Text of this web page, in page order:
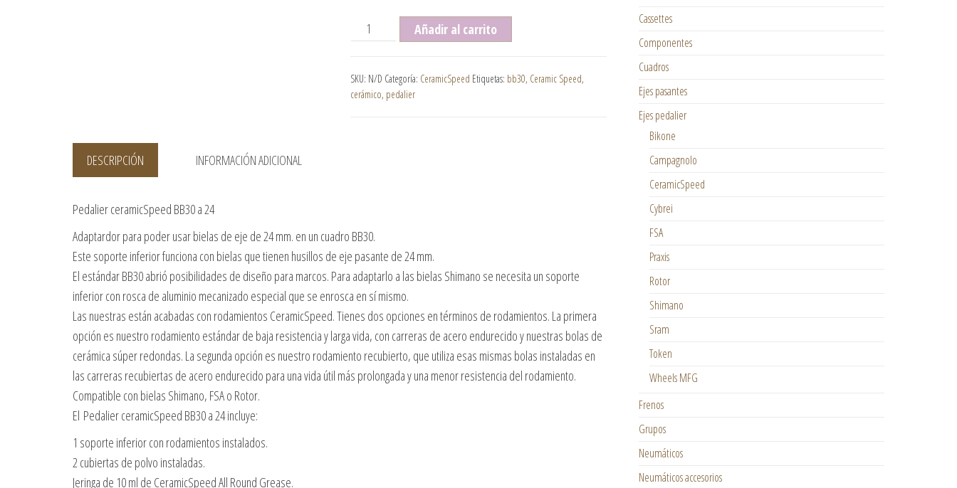
Pedalier ceramicSpeed BB30 a 24 cantidad
Añadir al carrito
SKU: N/D Categoría: CeramicSpeed Etiquetas: bb30, Ceramic Speed,
cerámico, pedalier
DESCRIPCIÓN INFORMACIÓN ADICIONAL
Pedalier ceramicSpeed BB30 a 24
Adaptardor para poder usar bielas de eje de 24 mm. en un cuadro BB30.
Este soporte inferior funciona con bielas que tienen husillos de eje pasante de 24 mm.
El estándar BB30 abrió posibilidades de diseño para marcos. Para adaptarlo a las bielas Shimano se necesita un soporte
inferior con rosca de aluminio mecanizado especial que se enrosca en sí mismo.
Las nuestras están acabadas con rodamientos CeramicSpeed. Tienes dos opciones en términos de rodamientos. La primera
opción es nuestro rodamiento estándar de baja resistencia y larga vida, con carreras de acero endurecido y nuestras bolas de
cerámica súper redondas. La segunda opción es nuestro rodamiento recubierto, que utiliza esas mismas bolas instaladas en
las carreras recubiertas de acero endurecido para una vida útil más prolongada y una menor resistencia del rodamiento.
Compatible con bielas Shimano, FSA o Rotor.
El Pedalier ceramicSpeed BB30 a 24 incluye:
1 soporte inferior con rodamientos instalados.
2 cubiertas de polvo instaladas.
Jeringa de 10 ml de CeramicSpeed ​​All Round Grease.
Cassettes
Componentes
Cuadros
Ejes pasantes
Ejes pedalier
Bikone
Campagnolo
CeramicSpeed
Cybrei
FSA
Praxis
Rotor
Shimano
Sram
Token
Wheels MFG
Frenos
Grupos
Neumáticos
Neumáticos accesorios